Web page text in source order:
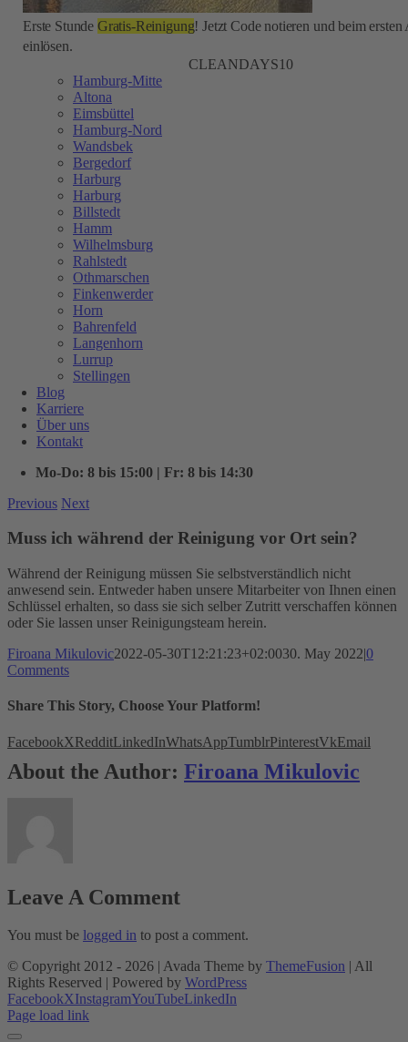
Erste Stunde Gratis-Reinigung! Jetzt Code notieren und beim ersten
einlösen.
CLEANDAYS10
Hamburg-Mitte
Altona
Eimsbüttel
Hamburg-Nord
Wandsbek
Bergedorf
Harburg
Harburg
Billstedt
Hamm
Wilhelmsburg
Rahlstedt
Othmarschen
Finkenwerder
Horn
Bahrenfeld
Langenhorn
Lurrup
Stellingen
Blog
Karriere
Über uns
Kontakt
Mo-Do: 8 bis 15:00 | Fr: 8 bis 14:30
Previous Next
Muss ich während der Reinigung vor Ort sein?
Während der Reinigung müssen Sie selbstverständlich nicht
anwesend sein. Entweder haben unsere Mitarbeiter von Ihnen einen
Schlüssel erhalten, so dass sie sich selber Zutritt verschaffen können
oder Sie lassen unser Reinigungsteam herein.
Firoana Mikulovic2022-05-30T12:21:23+02:0030. May 2022|0
Comments
Share This Story, Choose Your Platform!
FacebookXRedditLinkedInWhatsAppTumblrPinterestVkEmail
About the Author: Firoana Mikulovic
Leave A Comment
You must be logged in to post a comment.
© Copyright 2012 - 2026 | Avada Theme by ThemeFusion | All
Rights Reserved | Powered by WordPress
FacebookXInstagramYouTubeLinkedIn
Page load link